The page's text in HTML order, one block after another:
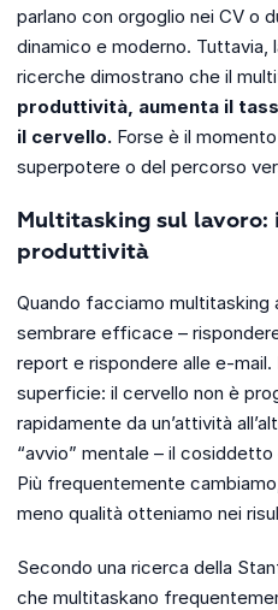
parlano con orgoglio nei CV o
dinamico e moderno. Tuttavia,
ricerche dimostrano che il
produttività, aumenta il
il cervello. Forse è il
superpotere o del percorso
Multitasking sul
produttività
Quando facciamo multitasking
sembrare efficace –
report e rispondere alle e-mail.
superficie: il cervello non è
rapidamente da un’attività
“avvio” mentale – il
Più frequentemente
meno qualità otteniamo nei
Secondo una ricerca della
che multitaskano